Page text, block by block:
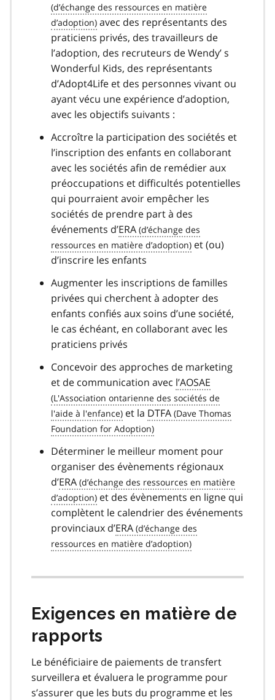
avec des représentants des
praticiens privés, des travailleurs de
l’adoption, des recruteurs de Wendy’ s
Wonderful Kids, des représentants
d’Adopt4Life et des personnes vivant ou
ayant vécu une expérience d’adoption,
avec les objectifs suivants :
Accroître la participation des sociétés et
l’inscription des enfants en collaborant
avec les sociétés afin de remédier aux
préoccupations et difficultés potentielles
qui pourraient avoir empêcher les
sociétés de prendre part à des
événements d’ERA
et (ou)
d’inscrire les enfants
Augmenter les inscriptions de familles
privées qui cherchent à adopter des
enfants confiés aux soins d’une société,
le cas échéant, en collaborant avec les
praticiens privés
Concevoir des approches de marketing
et de communication avec l’AOSAE
et la DTFA
Déterminer le meilleur moment pour
organiser des évènements régionaux
d’ERA
et des évènements en ligne qui
complètent le calendrier des événements
provinciaux d’ERA
Exigences en matière de
rapports
Le bénéficiaire de paiements de transfert
surveillera et évaluera le programme pour
s’assurer que les buts du programme et les